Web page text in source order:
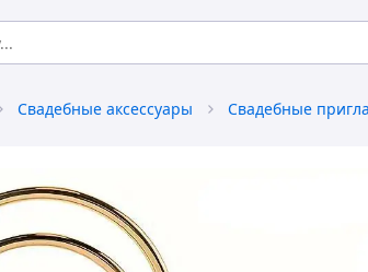
Свадебные аксессуары